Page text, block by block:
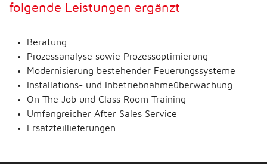
folgende Leistungen ergänzt
Beratung
Prozessanalyse sowie Prozessoptimierung
Modernisierung bestehender Feuerungssysteme
Installations- und Inbetriebnahmeüberwachung
On The Job und Class Room Training
Umfangreicher After Sales Service
Ersatzteillieferungen